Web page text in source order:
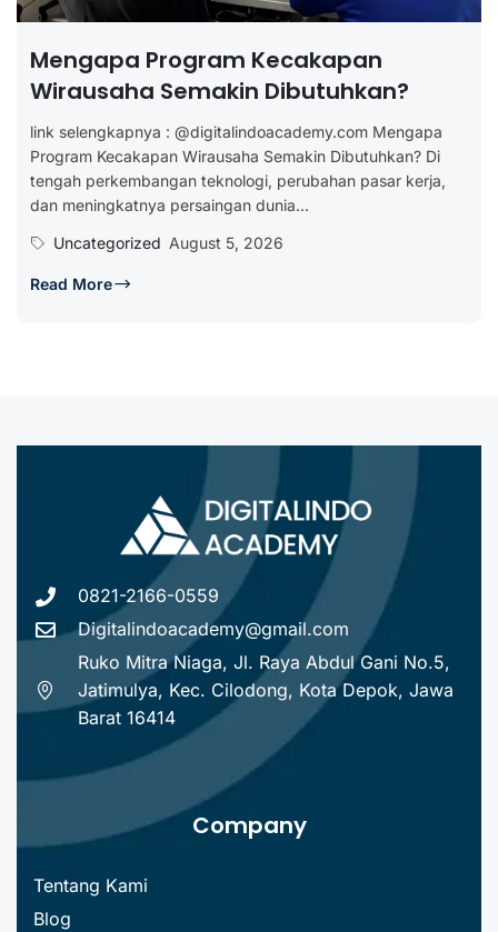
Mengapa Program Kecakapan
Wirausaha Semakin Dibutuhkan?
link selengkapnya : @digitalindoacademy.com Mengapa
Program Kecakapan Wirausaha Semakin Dibutuhkan? Di
tengah perkembangan teknologi, perubahan pasar kerja,
dan meningkatnya persaingan dunia...
Uncategorized August 5, 2026
Read More
0821-2166-0559
Digitalindoacademy@gmail.com
Ruko Mitra Niaga, Jl. Raya Abdul Gani No.5,
Jatimulya, Kec. Cilodong, Kota Depok, Jawa
Barat 16414
Company
Tentang Kami
Blog